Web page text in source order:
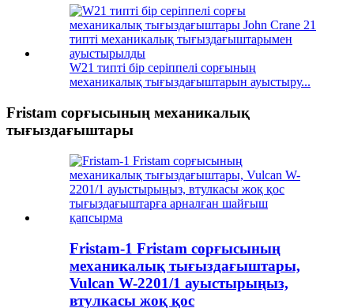
W21 типті бір серіппелі сорғының
механикалық тығыздағыштарын ауыстыру...
Fristam сорғысының механикалық
тығыздағыштары
Fristam-1 Fristam сорғысының
механикалық тығыздағыштары,
Vulcan W-2201/1 ауыстырыңыз,
втулкасы жоқ қос